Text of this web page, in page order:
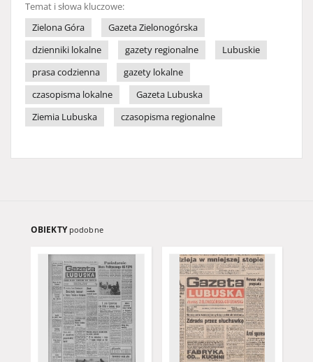
Temat i słowa kluczowe:
Zielona Góra
Gazeta Zielonogórska
dzienniki lokalne
gazety regionalne
Lubuskie
prasa codzienna
gazety lokalne
czasopisma lokalne
Gazeta Lubuska
Ziemia Lubuska
czasopisma regionalne
OBIEKTY podobne